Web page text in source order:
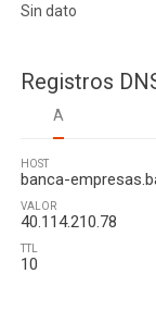
Sin dato
Registros
A
HOST
banca-
VALOR
40.114.210.78
TTL
10